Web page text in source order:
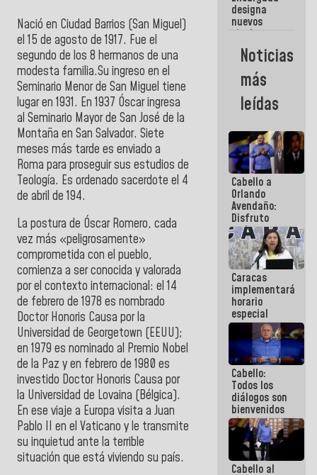
Nació en Ciudad Barrios (San Miguel)
el 15 de agosto de 1917. Fue el
segundo de los 8 hermanos de una
modesta familia.Su ingreso en el
Seminario Menor de San Miguel tiene
lugar en 1931. En 1937 Óscar ingresa
al Seminario Mayor de San José de la
Montaña en San Salvador. Siete
meses más tarde es enviado a
Roma para proseguir sus estudios de
Teología. Es ordenado sacerdote el 4
de abril de 194.
La postura de Óscar Romero, cada
vez más «peligrosamente»
comprometida con el pueblo,
comienza a ser conocida y valorada
por el contexto internacional: el 14
de febrero de 1978 es nombrado
Doctor Honoris Causa por la
Universidad de Georgetown (EEUU);
en 1979 es nominado al Premio Nobel
de la Paz y en febrero de 1980 es
investido Doctor Honoris Causa por
la Universidad de Lovaina (Bélgica).
En ese viaje a Europa visita a Juan
Pablo II en el Vaticano y le transmite
su inquietud ante la terrible
situación que está viviendo su país.
designa
nuevos
titulares en
Viceministerio
de Energía
Eléctrica y
CORPOELEC
Noticias
más
leídas
Cabello a
Orlando
Avendaño:
Disfruto
cada vez
que escribes
porque lo
que haces
es
embarrarla
Caracas
implementará
horario
especial
para
adaptarse
al plan de
ahorro
energético
Cabello:
Todos los
diálogos son
bienvenidos
siempre que
estén en el
marco de la
Constitución
de la
Cabello al